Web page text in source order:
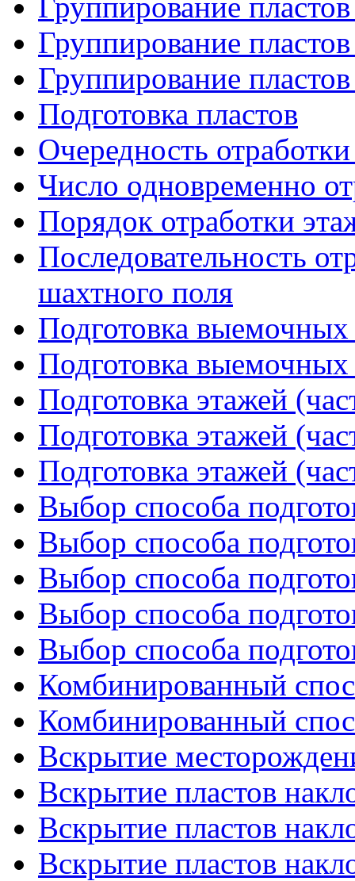
Группирование
Группирование
Подготовка пластов
Очередность
Число одновременно
Порядок отработки
Последовательность
шахтного поля
Подготовка выемочных
Подготовка выемочных
Подготовка этажей
Подготовка этажей
Подготовка этажей
Выбор способа
Выбор способа
Выбор способа
Выбор способа
Выбор способа
Комбинированный
Комбинированный
Вскрытие
Вскрытие пластов
Вскрытие пластов
Вскрытие пластов